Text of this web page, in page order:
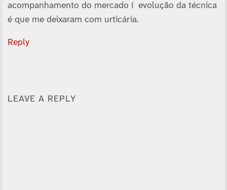
acompanhamento do mercado í evolução da técnica
é que me deixaram com urticária.
Reply
LEAVE A REPLY